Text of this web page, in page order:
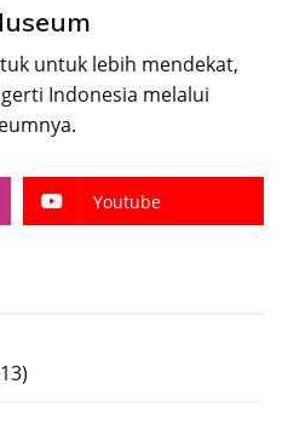
untuk lebih mendekat,
Indonesia melalui
Youtube